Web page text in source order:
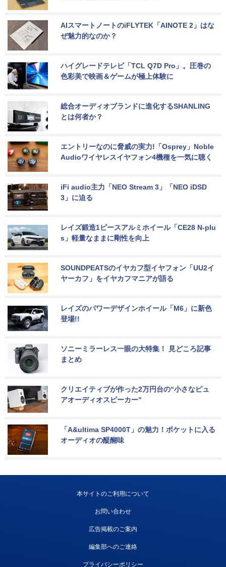
AIスマートノートのiFLYTEK「AINOTE 2」はな
ぜ魅力的なのか？
ハイグレードテレビ「TCL Q7D Pro」。圧巻の
色彩美で映画＆ゲームが極上体験に
総合オーディオブランドに進化するSHANLING
とは何者か？
エントリーなのに脅威の実力!「Osprey」Noble
Audioワイヤレスイヤフォン4機種を一気に聴く
iFi audio主力「NEO Stream 3」「NEO iDSD
3」に迫る
レイズ鍛造1ピースアルミホイール「CE28 N-plu
s」軽量なままに剛性を向上
SOUNDPEATSのイヤカフ型イヤフォン「UU2イ
ヤーカフ」をイヤカフマニアが語る
レイズのパワーデザインホイール「M6」に新色
登場!!
ソニーミラーレス一眼の大特集！ 見どころ記事
まとめ
クリエイティブが作った2万円台の“小さなピュ
アオーディオスピーカー”
「A&ultima SP4000T」の魅力！ポケットに入る
オーディオの醍醐味
本サイトのご利用について
お問い合わせ
広告掲載のご案内
編集部へのご連絡
プライバシーポリシー